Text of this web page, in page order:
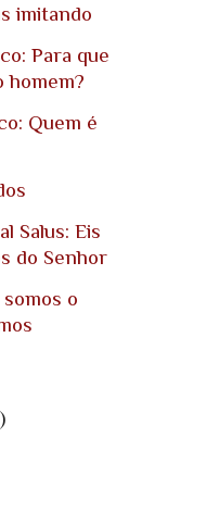
imitando
Para que
homem?
Quem é
Salus: Eis
do Senhor
o